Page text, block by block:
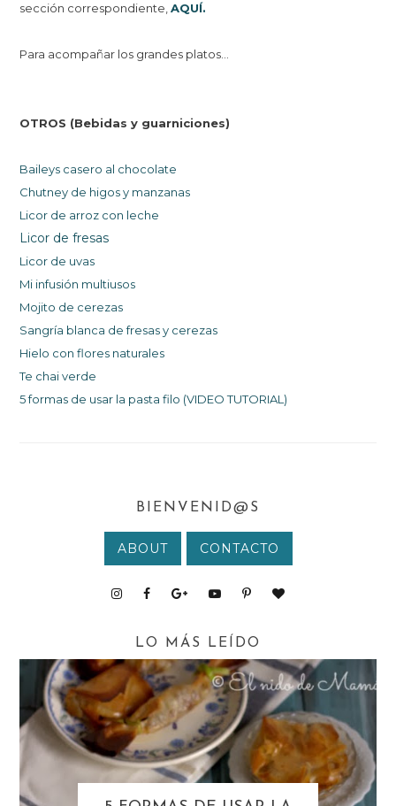
sección correspondiente,AQUÍ.
Para acompañar los grandes platos...
OTROS (Bebidas y guarniciones)
Baileys casero al chocolate
Chutney de higos y manzanas
Licor de arroz con leche
Licor de fresas
Licor de uvas
Mi infusión multiusos
Mojito de cerezas
Sangría blanca de fresas y cerezas
Hielo con flores naturales
Te chai verde
5 formas de usar la pasta filo (VIDEO TUTORIAL)
BIENVENID@S
ABOUT CONTACTO
LO MÁS LEÍDO